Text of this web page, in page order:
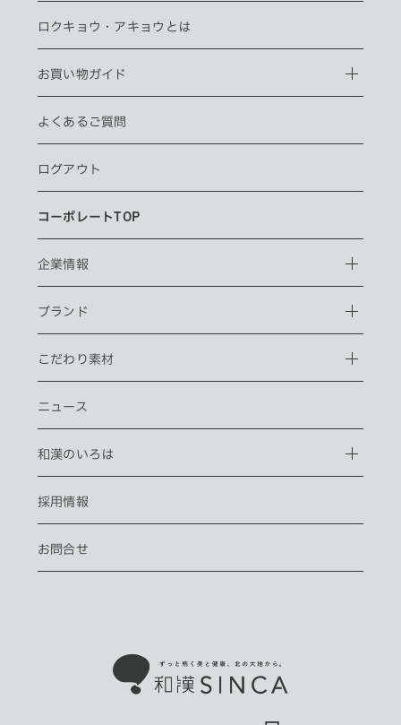
ロクキョウ・ アキョウとは
お買い物ガイド
よくあるご質問
ログアウト
コーポレートTOP
企業情報
ブランド
こだわり素材
ニュース
和漢のいろは
採用情報
お問合せ